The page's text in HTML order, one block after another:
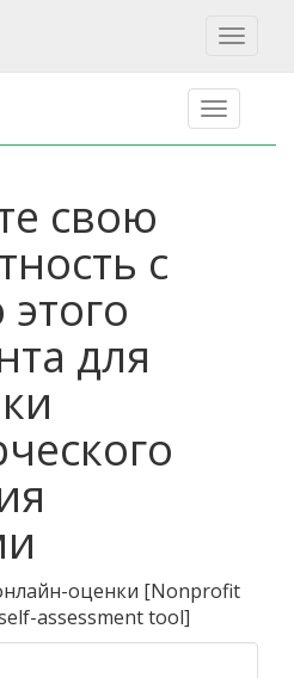
Toggle
свою
с
для
оценки [Nonprofit
assessment tool]